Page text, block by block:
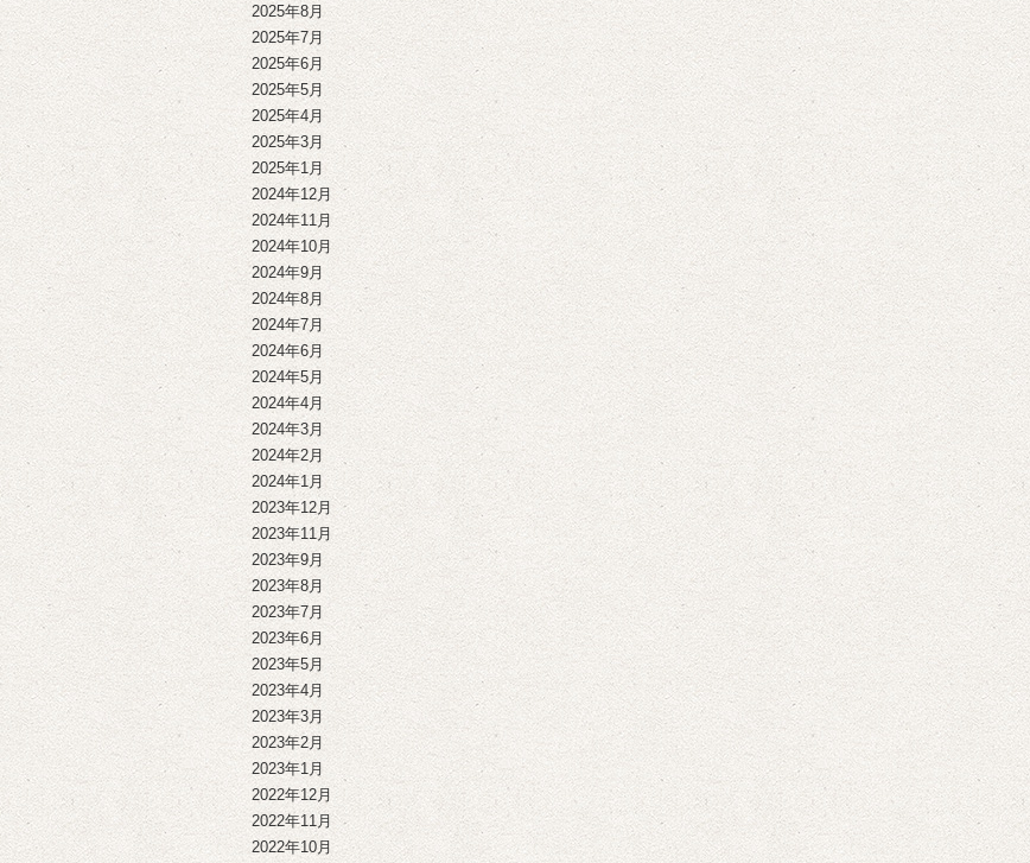
2025年8月
2025年7月
2025年6月
2025年5月
2025年4月
2025年3月
2025年1月
2024年12月
2024年11月
2024年10月
2024年9月
2024年8月
2024年7月
2024年6月
2024年5月
2024年4月
2024年3月
2024年2月
2024年1月
2023年12月
2023年11月
2023年9月
2023年8月
2023年7月
2023年6月
2023年5月
2023年4月
2023年3月
2023年2月
2023年1月
2022年12月
2022年11月
2022年10月